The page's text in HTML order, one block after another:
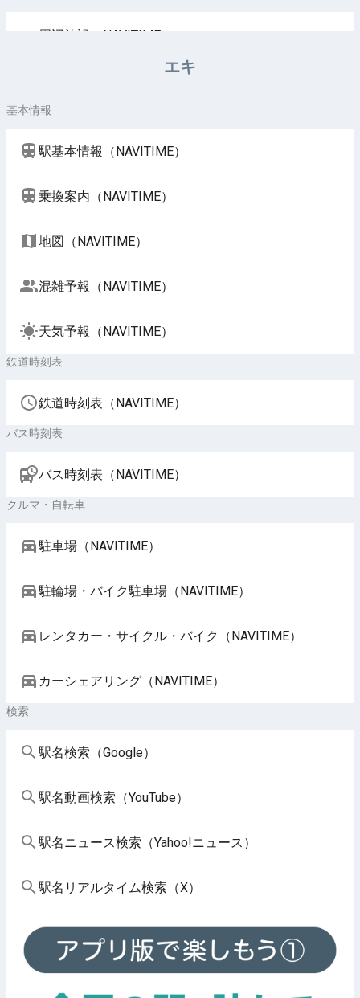
周辺施設（NAVITIME）
エキ
基本情報
駅基本情報（NAVITIME）
乗換案内（NAVITIME）
地図（NAVITIME）
混雑予報（NAVITIME）
天気予報（NAVITIME）
鉄道時刻表
鉄道時刻表（NAVITIME）
バス時刻表
バス時刻表（NAVITIME）
クルマ・自転車
駐車場（NAVITIME）
駐輪場・バイク駐車場（NAVITIME）
レンタカー・サイクル・バイク（NAVITIME）
カーシェアリング（NAVITIME）
検索
駅名検索（Google）
駅名動画検索（YouTube）
駅名ニュース検索（Yahoo!ニュース）
駅名リアルタイム検索（X）